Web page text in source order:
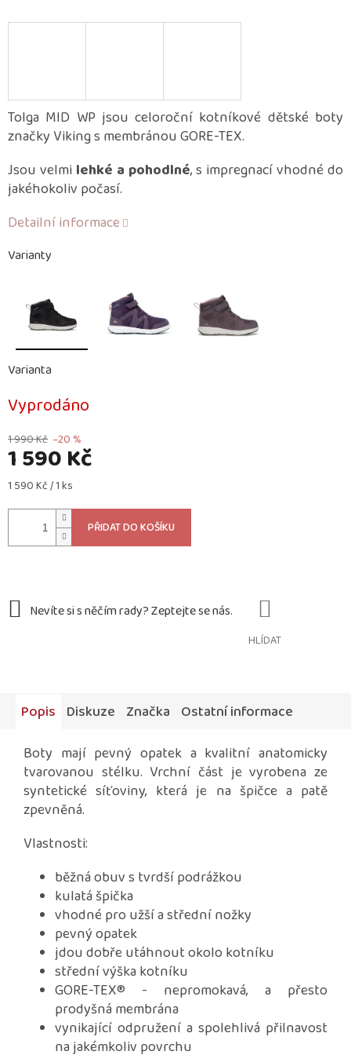
1 990 Kč –20 %
1 590 Kč
Měrná
1 590 Kč / 1 ks
Vyprodáno
Varianty
Varianta
PŘIDAT DO KOŠÍKU
Tolga MID WP jsou celoroční kotníkové dětské boty
značky Viking s membránou GORE-TEX.
Jsou velmilehké a pohodlné, s impregnací vhodné do
jakéhokoliv počasí.
Detailní informace
HLÍDAT
Popis Diskuze Značka Ostatní informace
Boty mají pevný opatek a kvalitní anatomicky
tvarovanou stélku. Vrchní část je vyrobena ze
syntetické síťoviny, která je na špičce a patě
zpevněná.
Vlastnosti:
běžná obuv s tvrdší podrážkou
kulatá špička
vhodné pro užší a střední nožky
pevný opatek
jdou dobře utáhnout okolo kotníku
střední výška kotníku
GORE-TEX® - nepromokavá, a přesto
prodyšná membrána
vynikající odpružení a spolehlivá přilnavost
na jakémkoliv povrchu